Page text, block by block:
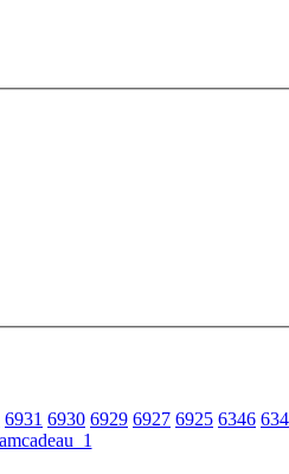
6931 6930 6929 6927 6925 6346